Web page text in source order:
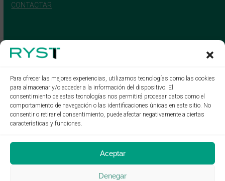
Para ofrecer las mejores experiencias, utilizamos tecnologías como las cookies
para almacenar y/o acceder a la información del dispositivo. El
consentimiento de estas tecnologías nos permitirá procesar datos como el
comportamiento de navegación o las identificaciones únicas en este sitio. No
consentir o retirar el consentimiento, puede afectar negativamente a ciertas
características y funciones.
Aceptar
Denegar
CONTACTAR